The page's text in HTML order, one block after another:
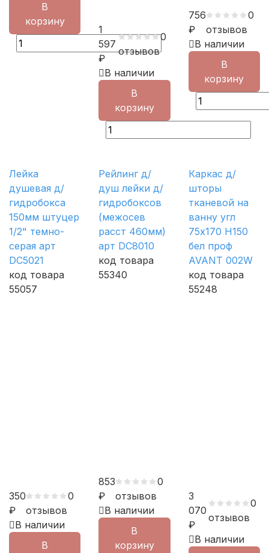
В
корзину
1
597
₽
0
отзывов
В наличии
В
корзину
756
₽
0
отзывов
В наличии
В
корзину
Лейка
душевая д/
гидробокса
150мм штуцер
1/2" темно-
серая арт
DC5021
код товара
55057
350
₽
0
отзывов
В наличии
В
Рейлинг д/
душ лейки д/
гидробоксов
(межосев
расст 460мм)
арт DC8010
код товара
55340
853
₽
0
отзывов
В наличии
В
корзину
Каркас д/
шторы
тканевой на
ванну угл
75х170 H150
бел проф
AVANT 002W
код товара
55248
3
070
₽
0
отзывов
В наличии